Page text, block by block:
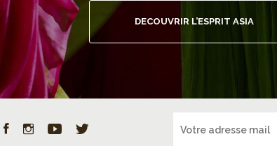
DECOUVRIR L’ESPRIT ASIA